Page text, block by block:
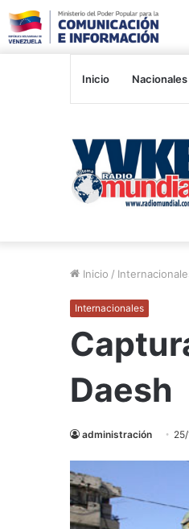
Inicio Nacionales
Inicio /
Internacionales
Daesh
administración